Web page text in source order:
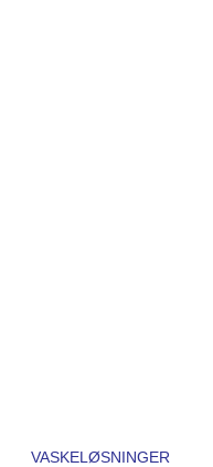
VASKELØSNINGER